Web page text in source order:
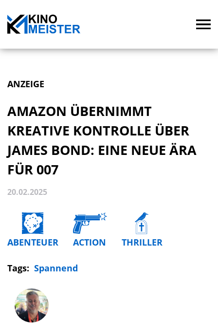
ANZEIGE
AMAZON ÜBERNIMMT
KREATIVE KONTROLLE ÜBER
JAMES BOND: EINE NEUE ÄRA
FÜR 007
20.02.2025
ABENTEUER ACTION THRILLER
Tags: Spannend